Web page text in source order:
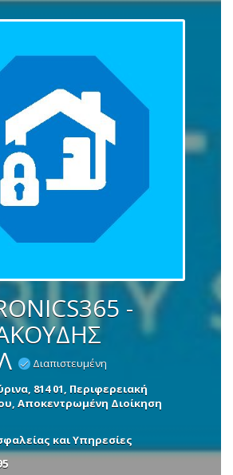
-
Διαπιστευμένη
814 01, Περιφερειακή
Αποκεντρωμένη Διοίκηση
και Υπηρεσίες